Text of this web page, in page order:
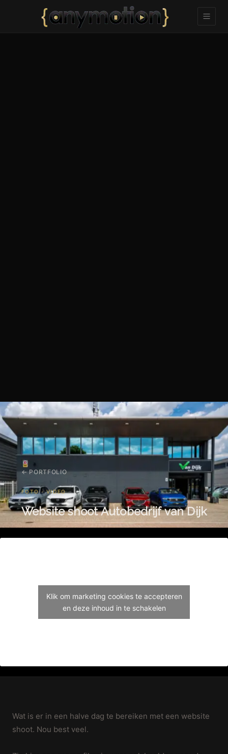
← PORTFOLIO
FOTO · VIDEO
Website shoot Autobedrijf van Dijk
Klik om marketing cookies te accepteren
en deze inhoud in te schakelen
Wat is er in een halve dag te bereiken met een website
shoot. Nou best veel.